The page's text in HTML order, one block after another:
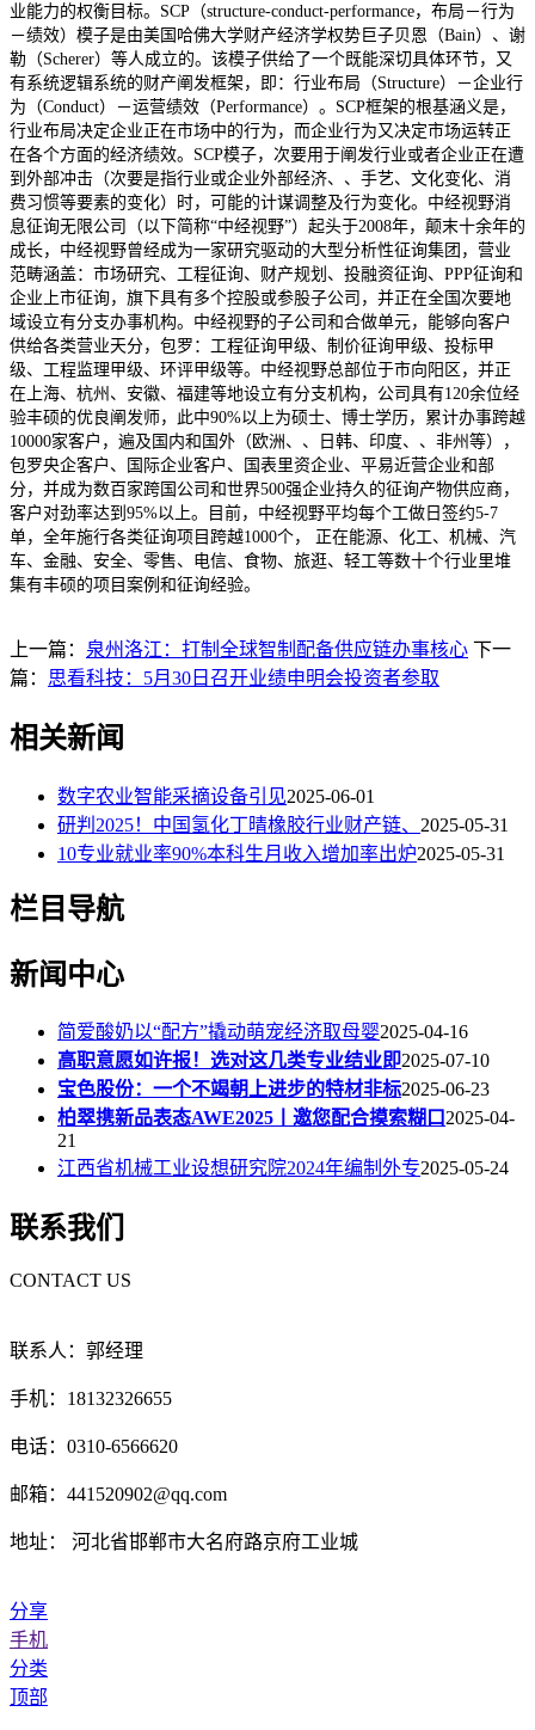
业能力的权衡目标。SCP（structure-conduct-performance，布局－行为
－绩效）模子是由美国哈佛大学财产经济学权势巨子贝恩（Bain）、谢
勒（Scherer）等人成立的。该模子供给了一个既能深切具体环节，又
有系统逻辑系统的财产阐发框架，即：行业布局（Structure）－企业行
为（Conduct）－运营绩效（Performance）。SCP框架的根基涵义是，
行业布局决定企业正在市场中的行为，而企业行为又决定市场运转正
在各个方面的经济绩效。SCP模子，次要用于阐发行业或者企业正在遭
到外部冲击（次要是指行业或企业外部经济、、手艺、文化变化、消
费习惯等要素的变化）时，可能的计谋调整及行为变化。中经视野消
息征询无限公司（以下简称“中经视野”）起头于2008年，颠末十余年的
成长，中经视野曾经成为一家研究驱动的大型分析性征询集团，营业
范畴涵盖：市场研究、工程征询、财产规划、投融资征询、PPP征询和
企业上市征询，旗下具有多个控股或参股子公司，并正在全国次要地
域设立有分支办事机构。中经视野的子公司和合做单元，能够向客户
供给各类营业天分，包罗：工程征询甲级、制价征询甲级、投标甲
级、工程监理甲级、环评甲级等。中经视野总部位于市向阳区，并正
在上海、杭州、安徽、福建等地设立有分支机构，公司具有120余位经
验丰硕的优良阐发师，此中90%以上为硕士、博士学历，累计办事跨越
10000家客户，遍及国内和国外（欧洲、、日韩、印度、、非州等），
包罗央企客户、国际企业客户、国表里资企业、平易近营企业和部
分，并成为数百家跨国公司和世界500强企业持久的征询产物供应商，
客户对劲率达到95%以上。目前，中经视野平均每个工做日签约5-7
单，全年施行各类征询项目跨越1000个， 正在能源、化工、机械、汽
车、金融、安全、零售、电信、食物、旅逛、轻工等数十个行业里堆
集有丰硕的项目案例和征询经验。
上一篇： 泉州洛江：打制全球智制配备供应链办事核心 下一
篇： 思看科技：5月30日召开业绩申明会投资者参取
相关新闻
数字农业智能采摘设备引见2025-06-01
研判2025！中国氢化丁晴橡胶行业财产链、 2025-05-31
10专业就业率90%本科生月收入增加率出炉2025-05-31
栏目导航
新闻中心
简爱酸奶以“配方”撬动萌宠经济取母婴2025-04-16
高职意愿如许报！选对这几类专业结业即2025-07-10
宝色股份：一个不竭朝上进步的特材非标2025-06-23
柏翠携新品表态AWE2025丨邀您配合摸索糊口2025-04-
21
江西省机械工业设想研究院2024年编制外专2025-05-24
联系我们
CONTACT US
联系人：郭经理
手机：18132326655
电话：0310-6566620
邮箱：441520902@qq.com
地址： 河北省邯郸市大名府路京府工业城
分享
手机
分类
顶部